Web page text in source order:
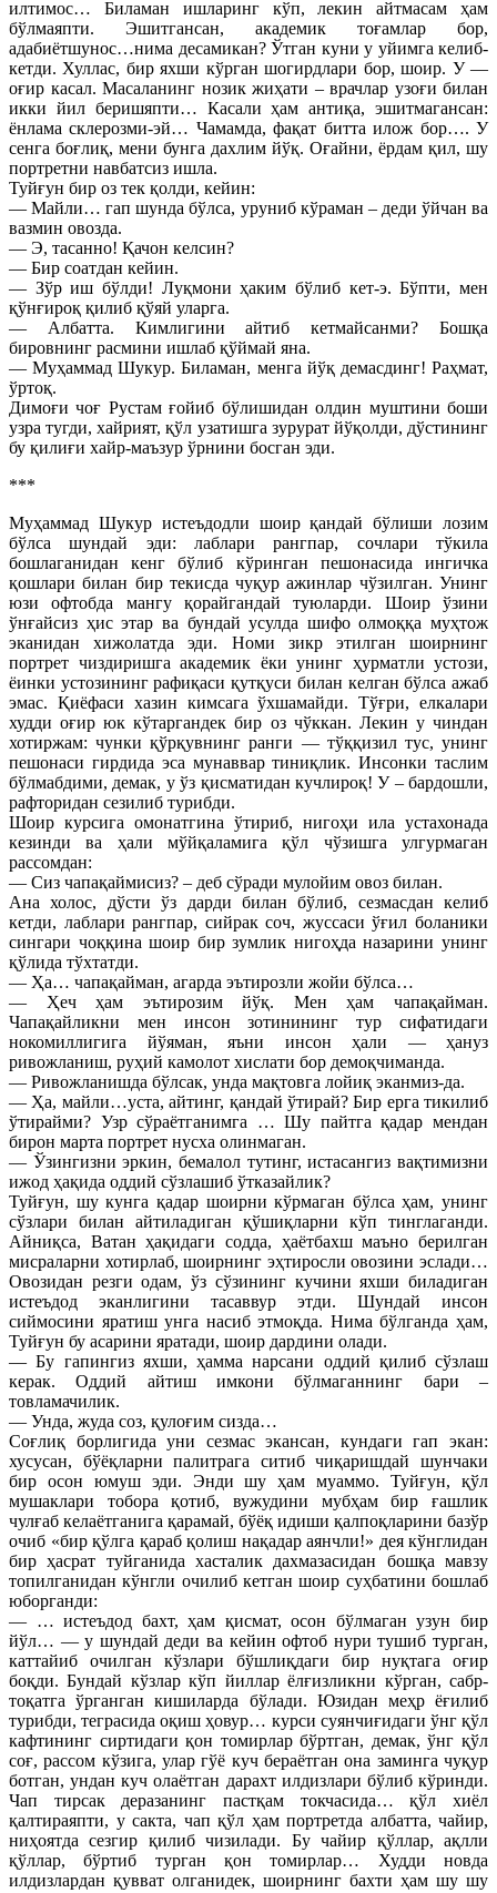
илтимос… Биламан ишларинг кўп, лекин айтмасам ҳам
бўлмаяпти. Эшитгансан, академик тоғамлар бор,
адабиётшунос…нима десамикан? Ўтган куни у уйимга келиб-
кетди. Хуллас, бир яхши кўрган шогирдлари бор, шоир. У —
оғир касал. Масаланинг нозик жиҳати – врачлар узоғи билан
икки йил беришяпти… Касали ҳам антиқа, эшитмагансан:
ёнлама склерозми-эй… Чамамда, фақат битта илож бор…. У
сенга боғлиқ, мени бунга дахлим йўқ. Оғайни, ёрдам қил, шу
портретни навбатсиз ишла.
Туйғун бир оз тек қолди, кейин:
— Майли… гап шунда бўлса, уруниб кўраман – деди ўйчан ва
вазмин овозда.
— Э, тасанно! Қачон келсин?
— Бир соатдан кейин.
— Зўр иш бўлди! Луқмони ҳаким бўлиб кет-э. Бўпти, мен
қўнғироқ қилиб қўяй уларга.
— Албатта. Кимлигини айтиб кетмайсанми? Бошқа
бировнинг расмини ишлаб қўймай яна.
— Муҳаммад Шукур. Биламан, менга йўқ демасдинг! Раҳмат,
ўртоқ.
Димоғи чоғ Рустам ғойиб бўлишидан олдин муштини боши
узра тугди, хайрият, қўл узатишга зурурат йўқолди, дўстининг
бу қилиғи хайр-маъзур ўрнини босган эди.
***
Муҳаммад Шукур истеъдодли шоир қандай бўлиши лозим
бўлса шундай эди: лаблари рангпар, сочлари тўкила
бошлаганидан кенг бўлиб кўринган пешонасида ингичка
қошлари билан бир текисда чуқур ажинлар чўзилган. Унинг
юзи офтобда мангу қорайгандай туюларди. Шоир ўзини
ўнғайсиз ҳис этар ва бундай усулда шифо олмоққа муҳтож
эканидан хижолатда эди. Номи зикр этилган шоирнинг
портрет чиздиришга академик ёки унинг ҳурматли устози,
ёинки устозининг рафиқаси қутқуси билан келган бўлса ажаб
эмас. Қиёфаси хазин кимсага ўхшамайди. Тўғри, елкалари
худди оғир юк кўтаргандек бир оз чўккан. Лекин у чиндан
хотиржам: чунки қўрқувнинг ранги — тўққизил тус, унинг
пешонаси гирдида эса мунаввар тиниқлик. Инсонки таслим
бўлмабдими, демак, у ўз қисматидан кучлироқ! У – бардошли,
рафторидан сезилиб турибди.
Шоир курсига омонатгина ўтириб, нигоҳи ила устахонада
кезинди ва ҳали мўйқаламига қўл чўзишга улгурмаган
рассомдан:
— Сиз чапақаймисиз? – деб сўради мулойим овоз билан.
Ана холос, дўсти ўз дарди билан бўлиб, сезмасдан келиб
кетди, лаблари рангпар, сийрак соч, жуссаси ўғил боланики
сингари чоққина шоир бир зумлик нигоҳда назарини унинг
қўлида тўхтатди.
— Ҳа… чапақайман, агарда эътирозли жойи бўлса…
— Ҳеч ҳам эътирозим йўқ. Мен ҳам чапақайман.
Чапақайликни мен инсон зотинининг тур сифатидаги
нокомиллигига йўяман, яъни инсон ҳали — ҳануз
ривожланиш, руҳий камолот хислати бор демоқчиманда.
— Ривожланишда бўлсак, унда мақтовга лойиқ эканмиз-да.
— Ҳа, майли…уста, айтинг, қандай ўтирай? Бир ерга тикилиб
ўтирайми? Узр сўраётганимга … Шу пайтга қадар мендан
бирон марта портрет нусха олинмаган.
— Ўзингизни эркин, бемалол тутинг, истасангиз вақтимизни
ижод ҳақида оддий сўзлашиб ўтказайлик?
Туйғун, шу кунга қадар шоирни кўрмаган бўлса ҳам, унинг
сўзлари билан айтиладиган қўшиқларни кўп тинглаганди.
Айниқса, Ватан ҳақидаги содда, ҳаётбахш маъно берилган
мисраларни хотирлаб, шоирнинг эҳтиросли овозини эслади…
Овозидан резги одам, ўз сўзининг кучини яхши биладиган
истеъдод эканлигини тасаввур этди. Шундай инсон
сиймосини яратиш унга насиб этмоқда. Нима бўлганда ҳам,
Туйғун бу асарини яратади, шоир дардини олади.
— Бу гапингиз яхши, ҳамма нарсани оддий қилиб сўзлаш
керак. Оддий айтиш имкони бўлмаганнинг бари –
товламачилик.
— Унда, жуда соз, қулоғим сизда…
Соғлиқ борлигида уни сезмас экансан, кундаги гап экан:
хусусан, бўёқларни палитрага ситиб чиқаришдай шунчаки
бир осон юмуш эди. Энди шу ҳам муаммо. Туйғун, қўл
мушаклари тобора қотиб, вужудини мубҳам бир ғашлик
чулғаб келаётганига қарамай, бўёқ идиши қалпоқларини базўр
очиб «бир қўлга қараб қолиш нақадар аянчли!» дея кўнглидан
бир ҳасрат туйганида хасталик дахмазасидан бошқа мавзу
топилганидан кўнгли очилиб кетган шоир суҳбатини бошлаб
юборганди:
— … истеъдод бахт, ҳам қисмат, осон бўлмаган узун бир
йўл… — у шундай деди ва кейин офтоб нури тушиб турган,
каттайиб очилган кўзлари бўшлиқдаги бир нуқтага оғир
боқди. Бундай кўзлар кўп йиллар ёлғизликни кўрган, сабр-
тоқатга ўрганган кишиларда бўлади. Юзидан меҳр ёғилиб
турибди, теграсида оқиш ҳовур… курси суянчиғидаги ўнг қўл
кафтининг сиртидаги қон томирлар бўртган, демак, ўнг қўл
соғ, рассом кўзига, улар гўё куч бераётган она заминга чуқур
ботган, ундан куч олаётган дарахт илдизлари бўлиб кўринди.
Чап тирсак деразанинг пастқам токчасида… қўл хиёл
қалтираяпти, у сакта, чап қўл ҳам портретда албатта, чайир,
ниҳоятда сезгир қилиб чизилади. Бу чайир қўллар, ақлли
қўллар, бўртиб турган қон томирлар… Худди новда
илдизлардан қувват олганидек, шоирнинг бахти ҳам шу шу